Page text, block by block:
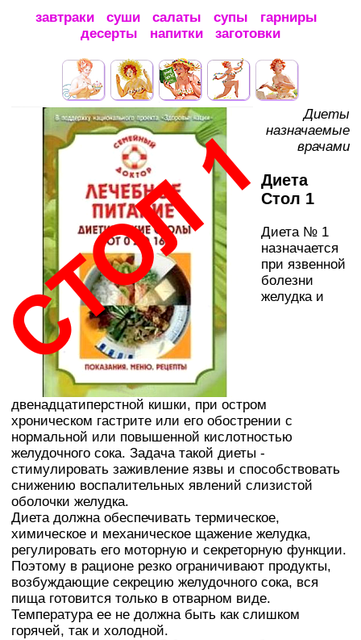
завтраки суши салаты супы
гарниры
десерты
напитки заготовки
Диеты
назначаемые
врачами
Диета
Стол 1
Диета № 1
назначается
при язвенной
болезни
желудка и
двенадцатиперстной кишки, при остром
хроническом гастрите или его обострении с
нормальной или повышенной кислотностью
желудочного сока. Задача такой диеты -
стимулировать заживление язвы и способствовать
снижению воспалительных явлений слизистой
оболочки желудка.
Диета должна обеспечивать термическое,
химическое и механическое щажение желудка,
регулировать его моторную и секреторную функции.
Поэтому в рационе резко ограничивают продукты,
возбуждающие секрецию желудочного сока, вся
пища готовится только в отварном виде.
Температура ее не должна быть как слишком
горячей, так и холодной.